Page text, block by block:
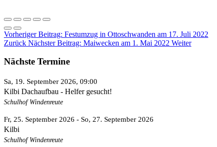
Vorheriger Beitrag: Festumzug in Ottoschwanden am 17. Juli 2022
Zurück Nächster Beitrag: Maiwecken am 1. Mai 2022 Weiter
Nächste Termine
Sa, 19. September 2026, 09:00
Kilbi Dachaufbau - Helfer gesucht!
Schulhof Windenreute
Fr, 25. September 2026 - So, 27. September 2026
Kilbi
Schulhof Windenreute